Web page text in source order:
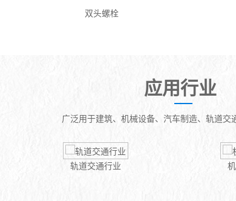
双头螺栓
应用行业
广泛用于建筑、机械设备、汽车制造、轨道交
轨道交通行业